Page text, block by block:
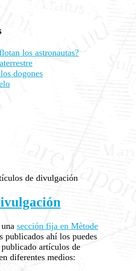
los astronautas?
dogones
de divulgación
sección fija en Mètode
publicados ahí los puedes
artículos de
diferentes medios: